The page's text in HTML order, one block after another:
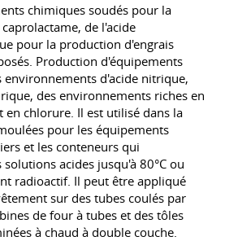
chimiques soudés pour la
de l'acide
pour la production d'engrais
Production d'équipements
d'acide nitrique,
des environnements riches en
chlorure. Il est utilisé dans la
pour les équipements
et les conteneurs qui
acides jusqu'à 80°C ou
radioactif. Il peut être appliqué
sur des tubes coulés par
de four à tubes et des tôles
à chaud à double couche.